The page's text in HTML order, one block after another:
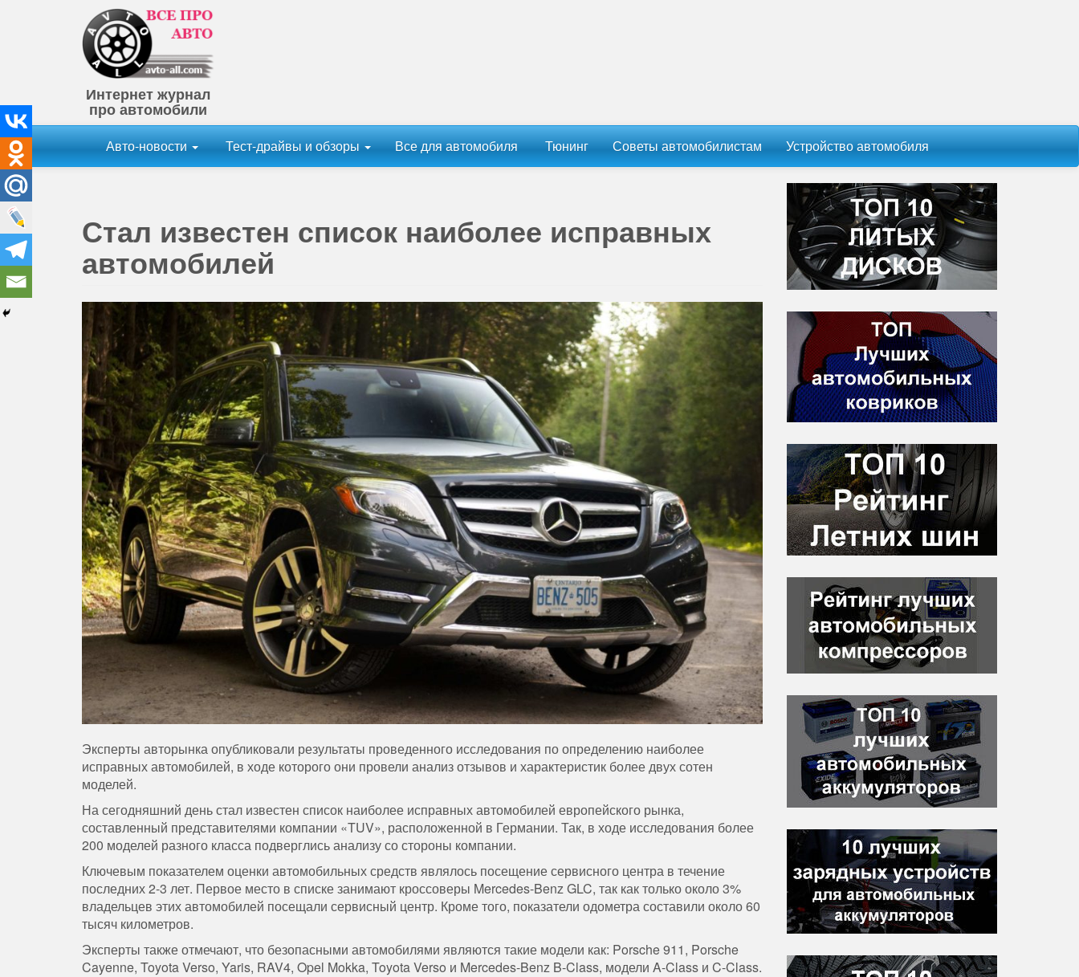
Интернет журнал
про автомобили
Авто-новости Тест-драйвы и обзоры Все для автомобиля Тюнинг Советы автомобилистам Устройство автомобиля
Стал известен список наиболее исправных
автомобилей
Эксперты авторынка опубликовали результаты проведенного исследования по определению наиболее
исправных автомобилей, в ходе которого они провели анализ отзывов и характеристик более двух сотен
моделей.
На сегодняшний день стал известен список наиболее исправных автомобилей европейского рынка,
составленный представителями компании «TUV», расположенной в Германии. Так, в ходе исследования более
200 моделей разного класса подверглись анализу со стороны компании.
Ключевым показателем оценки автомобильных средств являлось посещение сервисного центра в течение
последних 2-3 лет. Первое место в списке занимают кроссоверы Mercedes-Benz GLC, так как только около 3%
владельцев этих автомобилей посещали сервисный центр. Кроме того, показатели одометра составили около 60
тысяч километров.
Эксперты также отмечают, что безопасными автомобилями являются такие модели как: Porsche 911, Porsche
Cayenne, Toyota Verso, Yaris, RAV4, Opel Mokka, Toyota Verso и Mercedes-Benz B-Class, модели A-Class и C-Class.